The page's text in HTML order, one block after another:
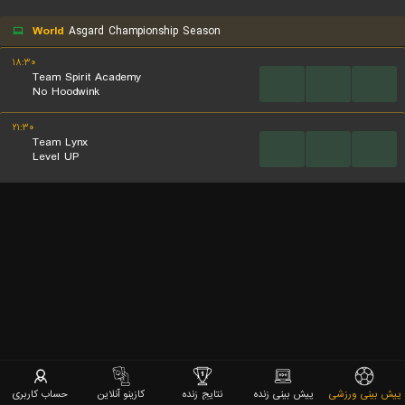
World Asgard Championship Season
۱۸:۳۰
Team Spirit Academy
No Hoodwink
۲۱:۳۰
Team Lynx
Level UP
پیش بینی ورزشی پیش بینی زنده نتایج زنده کازینو آنلاین حساب کاربری